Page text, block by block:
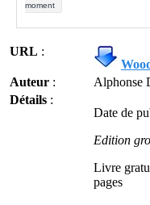
moment
URL :
Auteur :
Alphonse
Détails :
Date de
Edition
Livre
pages